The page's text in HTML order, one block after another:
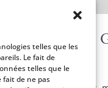
telles que les
Le fait de
telles que le
fait de ne pas
de divorce :